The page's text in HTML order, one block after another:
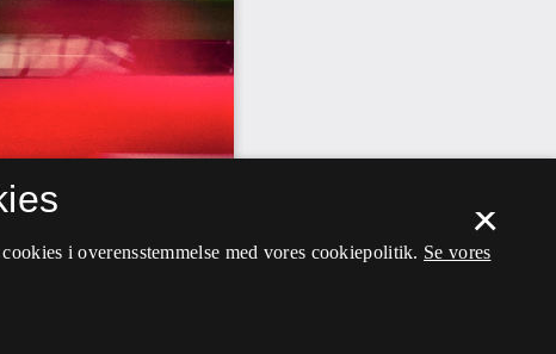
×
i overensstemmelse med vores cookiepolitik. Se vores